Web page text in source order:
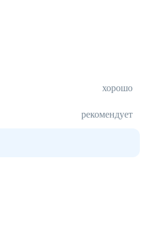
хорошо
рекомендует